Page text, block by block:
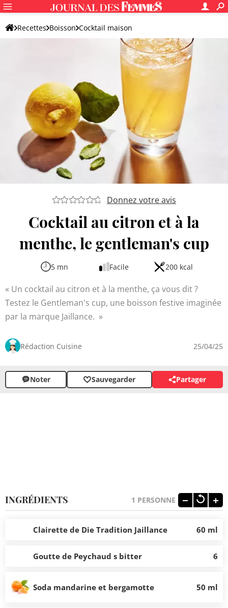
Recettes Boisson Cocktail maison
Donnez votre avis
Cocktail au citron et à la
menthe, le gentleman's cup
5 mn Facile 200 kcal
Un cocktail au citron et à la menthe, ça vous dit ?
Testez le Gentleman's cup, une boisson festive imaginée
par la marque Jaillance.
Rédaction Cuisine 25/04/25
Noter Sauvegarder Partager
INGRÉDIENTS 1 PERSONNE
Clairette de Die Tradition Jaillance 60 ml
Goutte de Peychaud s bitter 6
Soda mandarine et bergamotte 50 ml